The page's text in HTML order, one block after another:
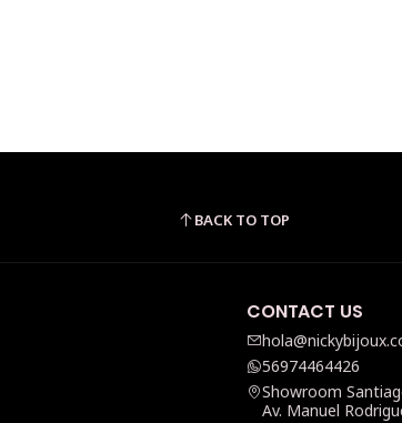
BACK TO TOP
CONTACT US
56974464426
Showroom
Av. Manuel